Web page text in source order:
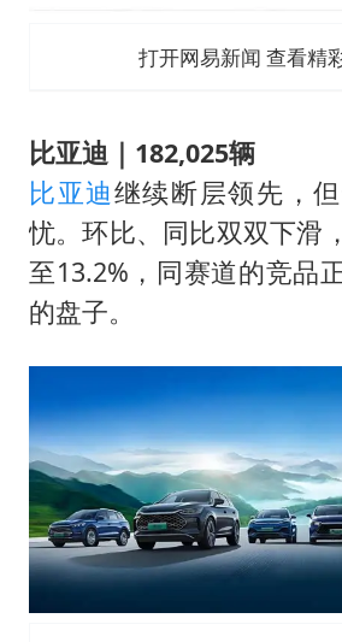
打开网易新闻 查看精
比亚迪｜182,025辆
比亚迪继续断层领先，
忧。环比、同比双双下滑
至13.2%，同赛道的竞品
的盘子。